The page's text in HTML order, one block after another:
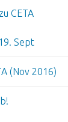
CETA
Sept
(Nov 2016)